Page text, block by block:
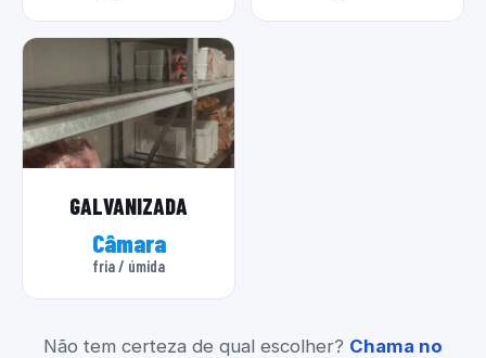
GALVANIZADA
Câmara
fria / úmida
Não tem certeza de qual escolher? Chama no